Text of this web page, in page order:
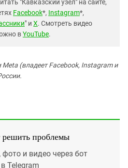
"Кавказский узел" на сайте,
Facebook*, Instagram*,
" и X. Смотреть видео
вYouTube.
(владеет Facebook, Instagram и
решить проблемы
и видео через бот
Telegram